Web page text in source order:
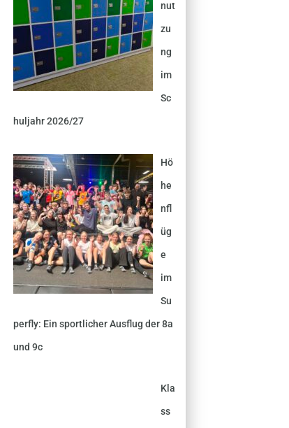
nut
zu
ng
im
Sc
huljahr 2026/27
Hö
he
nfl
üg
e
im
Su
perfly: Ein sportlicher Ausflug der 8a
und 9c
Kla
ss